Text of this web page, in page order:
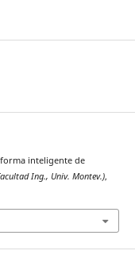
inteligente de
Ing., Univ. Montev.),